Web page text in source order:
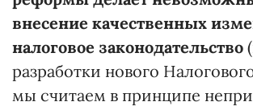
внесение качественных
налоговое законодательство
разработки нового
мы считаем в принципе